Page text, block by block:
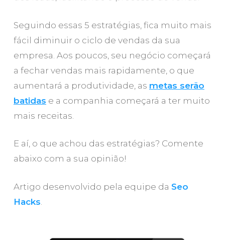
Seguindo essas 5 estratégias, fica muito mais
fácil diminuir o ciclo de vendas da sua
empresa. Aos poucos, seu negócio começará
a fechar vendas mais rapidamente, o que
aumentará a produtividade, as metas serão
batidas e a companhia começará a ter muito
mais receitas.
E aí, o que achou das estratégias? Comente
abaixo com a sua opinião!
Artigo desenvolvido pela equipe da Seo
Hacks